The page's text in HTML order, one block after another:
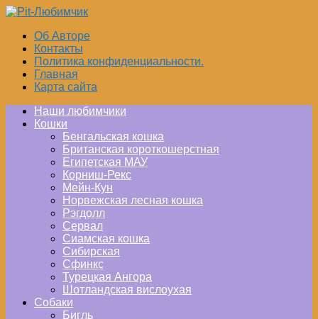
Перейти
контентуОб Авторе
Контакты
Политика конфиденциальности.
Главная
Карта сайта
Наши любимчики
Кошки
Бенгальская кошка
Британская короткошерстная
Египетская МАУ
Корниш-Рекс
Мейн-Кун
Норвежская лесная кошка
Рэгдолл
Сервал
Сиамская кошка
Сибирская
Сфинкс
Турецкая Ангора
Шотландская вислоухая
Собаки
Бигль